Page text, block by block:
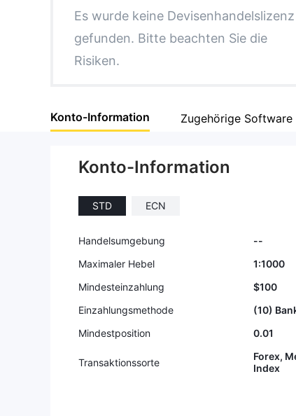
6
7
8
9
5
7
8
9
5
8
9
Es wurde keine Devisenhandelslizenz
gefunden. Bitte beachten Sie die
Risiken.
Konto-Information Zugehörige Software
Konto-Information
STD ECN
Handelsumgebung --
Maximaler Hebel
1:1000
Mindesteinzahlung
$100
Einzahlungsmethode
(10)
Mindestposition
0.01
Transaktionssorte
Forex,
Index